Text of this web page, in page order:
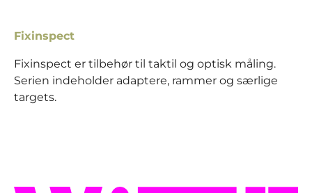
Fixinspect
Fixinspect er tilbehør til taktil og optisk måling.
Serien indeholder adaptere, rammer og særlige
targets.